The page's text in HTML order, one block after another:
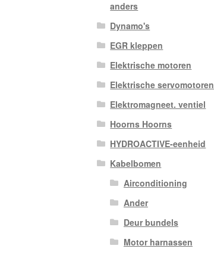
anders
Dynamo's
EGR kleppen
Elektrische motoren
Elektrische servomotoren
Elektromagneet. ventiel
Hoorns Hoorns
HYDROACTIVE-eenheid
Kabelbomen
Airconditioning
Ander
Deur bundels
Motor harnassen